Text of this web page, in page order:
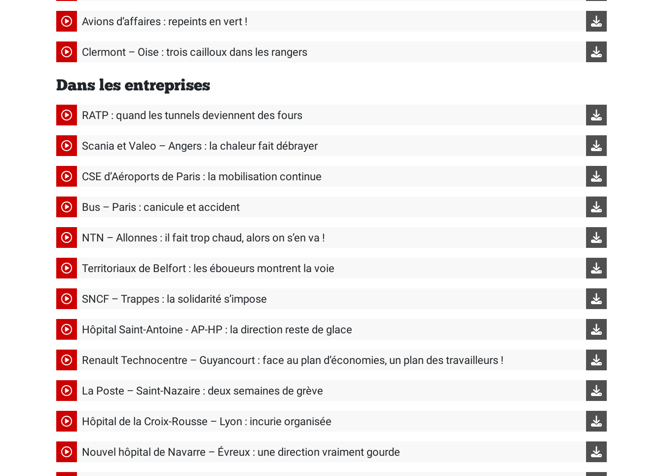
Avions d’affaires : repeints en vert !
Clermont – Oise : trois cailloux dans les rangers
Dans les entreprises
RATP : quand les tunnels deviennent des fours
Scania et Valeo – Angers : la chaleur fait débrayer
CSE d’Aéroports de Paris : la mobilisation continue
Bus – Paris : canicule et accident
NTN – Allonnes : il fait trop chaud, alors on s’en va !
Territoriaux de Belfort : les éboueurs montrent la voie
SNCF – Trappes : la solidarité s’impose
Hôpital Saint-Antoine - AP-HP : la direction reste de glace
Renault Technocentre – Guyancourt : face au plan d’économies, un plan des travailleurs !
La Poste – Saint-Nazaire : deux semaines de grève
Hôpital de la Croix-Rousse – Lyon : incurie organisée
Nouvel hôpital de Navarre – Évreux : une direction vraiment gourde